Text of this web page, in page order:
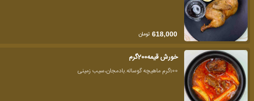
618,000 تومان
خورش قیمه200گرم
100گرم ماهیچه گوساله.بادمجان،سیب زمینی